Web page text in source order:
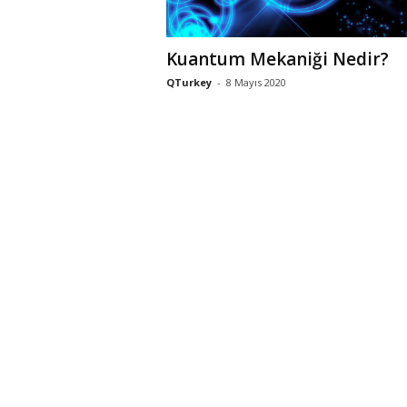
Kuantum Mekaniği Nedir?
QTurkey - 8 Mayıs 2020